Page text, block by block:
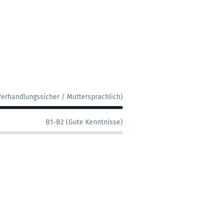
/ Muttersprachlich)
B1-B2 (Gute Kenntnisse)